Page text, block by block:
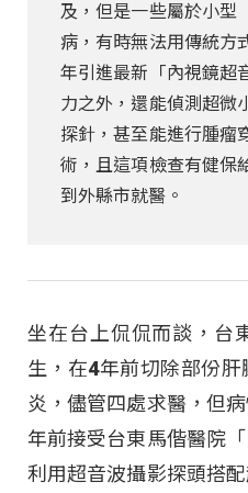
及，但是一些屬於小型
病，有時無法用傳統方
年引進最新「內視鏡超
力之外，還能偵測超微
探針，甚至能進行腫瘤
術，且這項檢查有健保
到外縣市就醫。
坐在台上侃侃而談，台
生，在4年前切除部份
炎，儘管四處求醫，但
年前接受台東馬偕醫院
利用超音波攝影探頭搭